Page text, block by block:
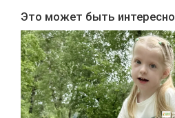
Это может быть интересно